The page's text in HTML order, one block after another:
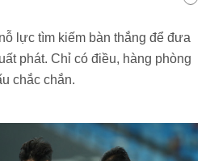
lực tìm kiếm bàn thắng để đưa
phát. Chỉ có điều, hàng phòng
chắc chắn.